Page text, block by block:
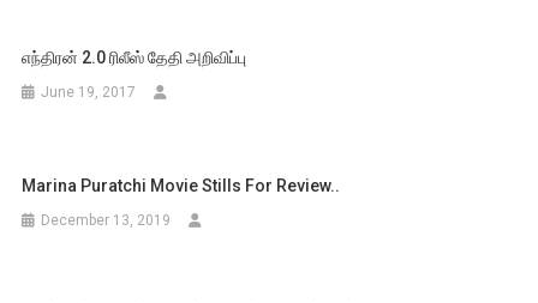
எந்திரன் 2.0 ரிலீஸ் தேதி அறிவிப்பு
June 19, 2017
Marina Puratchi Movie Stills For Review..
December 13, 2019